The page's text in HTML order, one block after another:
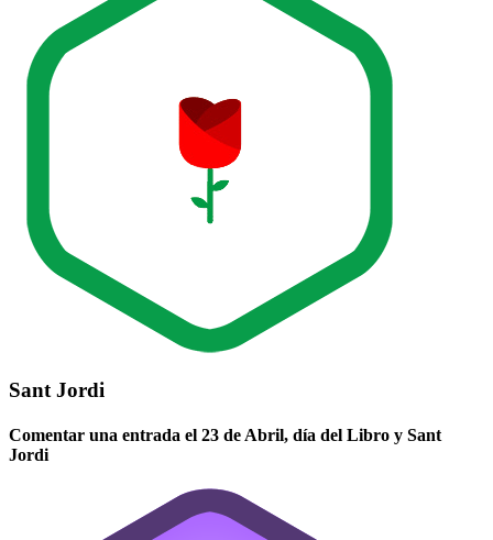
Sant Jordi
Comentar una entrada el 23 de Abril, día del Libro y Sant
Jordi